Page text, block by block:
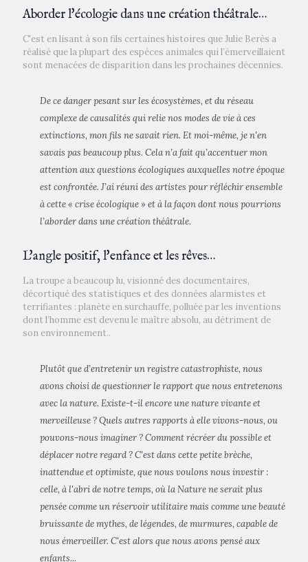
Aborder l'écologie dans une création théâtrale…
C'est en lisant à son fils certaines histoires que Julie Berès a
réalisé que la plupart des espèces animales qui l’émerveillaient
sont menacées de disparition dans les prochaines décennies.
De ce danger pesant sur les écosystèmes, et du réseau
complexe de causalités qui relie nos modes de vie à ces
extinctions, mon fils ne savait rien. Et moi-même, je n'en
savais pas beaucoup plus. Cela n’a fait qu’accentuer mon
attention aux questions écologiques auxquelles notre époque
est confrontée. J’ai réuni des artistes pour réfléchir ensemble
à cette « crise écologique » et à la façon dont nous pourrions
l’aborder dans une création théâtrale.
L'angle positif, l'enfance et les rêves…
La troupe a beaucoup lu, visionné des documentaires,
décortiqué des statistiques et des données alarmistes et
terrifiantes : planète en surchauffe, polluée par les inventions
dont l’homme est devenu le maître absolu, au détriment de
son environnement..
Plutôt que d’entretenir un registre catastrophiste, nous
avons choisi de questionner le rapport que nous entretenons
avec la nature. Existe-t-il encore une nature vivante et
merveilleuse ? Quels autres rapports à elle vivons-nous, ou
pouvons-nous imaginer ? Comment récréer du possible et
déplacer notre regard ? C'est dans cette petite brèche,
inattendue et optimiste, que nous voulons nous investir :
celle, à l'abri de notre temps, où la Nature ne serait plus
pensée comme un réservoir utilitaire mais comme une beauté
bruissante de mythes, de légendes, de murmures, capable de
nous émerveiller. C'est alors que nous avons pensé aux
enfants...